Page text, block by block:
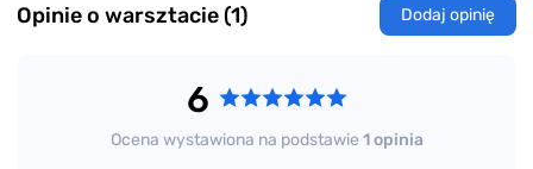
Opinie o warsztacie (1) Dodaj opinię
6
Ocena wystawiona na podstawie 1 opinia